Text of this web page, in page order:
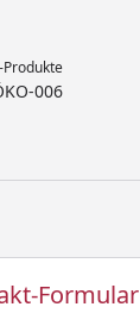
006
Formular